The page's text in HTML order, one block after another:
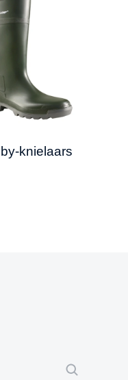
knielaars